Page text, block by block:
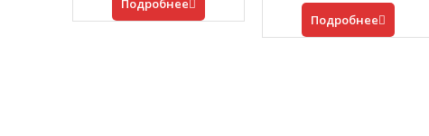
Подробнее
Подробнее